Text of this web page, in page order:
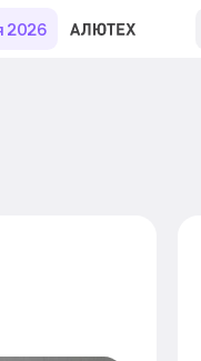
2026